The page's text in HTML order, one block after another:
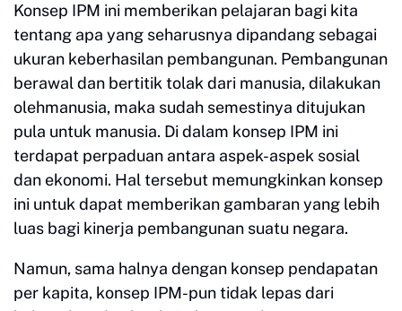
Konsep IPM ini memberikan pelajaran bagi kita
tentang apa yang seharusnya dipandang sebagai
ukuran keberhasilan pembangunan. Pembangunan
berawal dan bertitik tolak dari manusia, dilakukan
olehmanusia, maka sudah semestinya ditujukan
pula untuk manusia. Di dalam konsep IPM ini
terdapat perpaduan antara aspek-aspek sosial
dan ekonomi. Hal tersebut memungkinkan konsep
ini untuk dapat memberikan gambaran yang lebih
luas bagi kinerja pembangunan suatu negara.
Namun, sama halnya dengan konsep pendapatan
per kapita, konsep IPM-pun tidak lepas dari